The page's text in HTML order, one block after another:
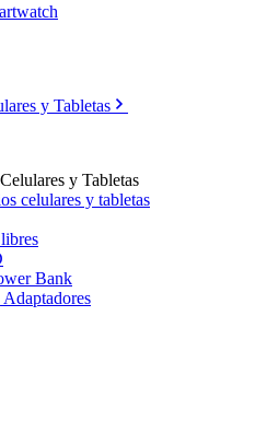
y Tabletas
y Tabletas
celulares y tabletas
Bank